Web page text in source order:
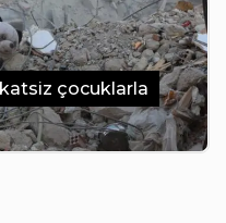
çocuklarla